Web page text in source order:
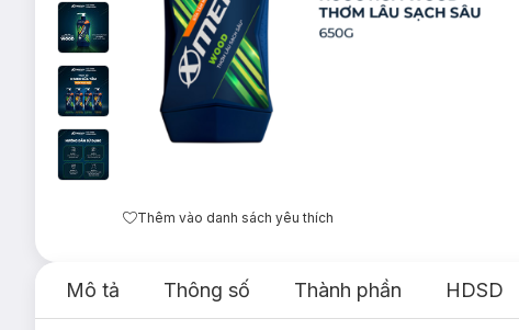
Thêm vào danh sách yêu thích
Mô tả Thông số Thành phần HDSD